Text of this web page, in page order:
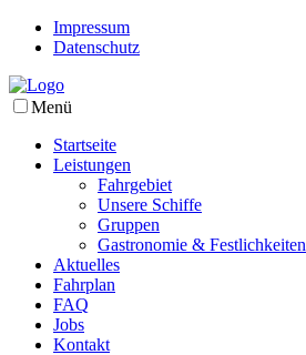
Impressum
Datenschutz
Menü
Startseite
Leistungen
Fahrgebiet
Unsere Schiffe
Gruppen
Gastronomie & Festlichkeiten
Aktuelles
Fahrplan
FAQ
Jobs
Kontakt